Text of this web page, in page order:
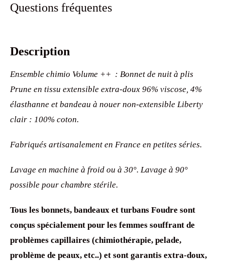
Questions fréquentes
Description
Ensemble chimio Volume ++ : Bonnet de nuit à plis
Prune en tissu extensible extra-doux 96% viscose, 4%
élasthanne et bandeau à nouer non-extensible Liberty
clair : 100% coton.
Fabriqués artisanalement en France en petites séries.
Lavage en machine à froid ou à 30°. Lavage à 90°
possible pour chambre stérile.
Tous les bonnets, bandeaux et turbans Foudre sont
conçus spécialement pour les femmes souffrant de
problèmes capillaires (chimiothérapie, pelade,
problème de peaux, etc..) et sont garantis extra-doux,